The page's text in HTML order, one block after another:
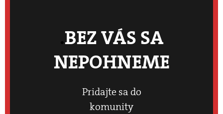
BEZ VÁS SA
NEPOHNEME
Pridajte sa do
komunity